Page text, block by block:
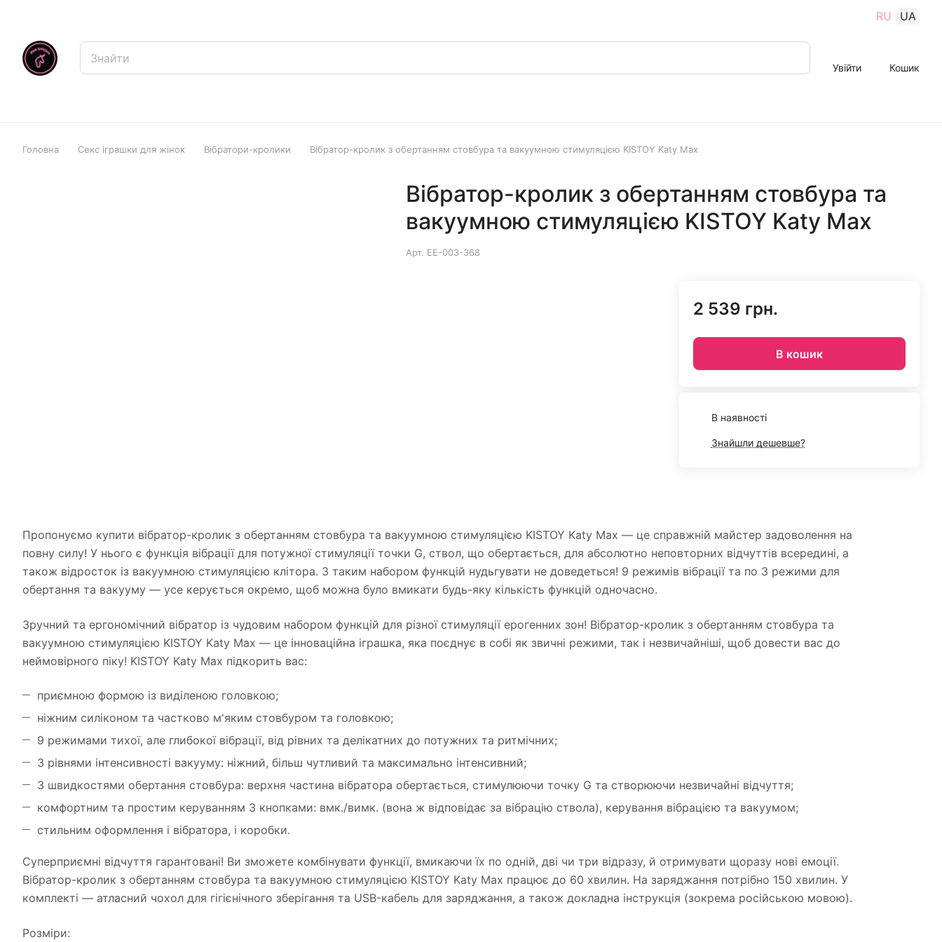
RU UA
Увійти Кошик
Головна Секс іграшки для жінок Вібратори-кролики Вібратор-кролик з обертанням стовбура та вакуумною стимуляцією KISTOY Katy Max
Вібратор-кролик з обертанням стовбура та
вакуумною стимуляцією KISTOY Katy Max
Арт. EE-003-368
2 539 грн.
В кошик
В наявності
Знайшли дешевше?
Пропонуємо купити вібратор-кролик з обертанням стовбура та вакуумною стимуляцією KISTOY Katy Max — це справжній майстер задоволення на
повну силу! У нього є функція вібрації для потужної стимуляції точки G, ствол, що обертається, для абсолютно неповторних відчуттів всередині, а
також відросток із вакуумною стимуляцією клітора. З таким набором функцій нудьгувати не доведеться! 9 режимів вібрації та по 3 режими для
обертання та вакууму — усе керується окремо, щоб можна було вмикати будь-яку кількість функцій одночасно.
Зручний та ергономічний вібратор із чудовим набором функцій для різної стимуляції ерогенних зон! Вібратор-кролик з обертанням стовбура та
вакуумною стимуляцією KISTOY Katy Max — це інноваційна іграшка, яка поєднує в собі як звичні режими, так і незвичайніші, щоб довести вас до
неймовірного піку! KISTOY Katy Max підкорить вас:
приємною формою із виділеною головкою;
ніжним силіконом та частково м'яким стовбуром та головкою;
9 режимами тихої, але глибокої вібрації, від рівних та делікатних до потужних та ритмічних;
3 рівнями інтенсивності вакууму: ніжний, більш чутливий та максимально інтенсивний;
3 швидкостями обертання стовбура: верхня частина вібратора обертається, стимулюючи точку G та створюючи незвичайні відчуття;
комфортним та простим керуванням 3 кнопками: вмк./вимк. (вона ж відповідає за вібрацію ствола), керування вібрацією та вакуумом;
стильним оформлення і вібратора, і коробки.
Суперприємні відчуття гарантовані! Ви зможете комбінувати функції, вмикаючи їх по одній, дві чи три відразу, й отримувати щоразу нові емоції.
Вібратор-кролик з обертанням стовбура та вакуумною стимуляцією KISTOY Katy Max працює до 60 хвилин. На заряджання потрібно 150 хвилин. У
комплекті — атласний чохол для гігієнічного зберігання та USB-кабель для заряджання, а також докладна інструкція (зокрема російською мовою).
Розміри: